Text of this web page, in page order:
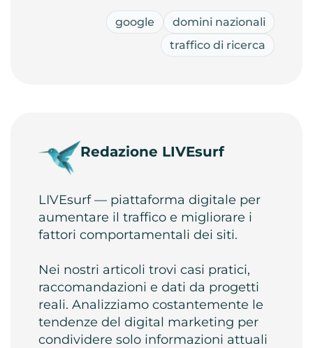
google
domini nazionali
traffico di ricerca
Redazione LIVEsurf
LIVEsurf — piattaforma digitale per
aumentare il traffico e migliorare i
fattori comportamentali dei siti.
Nei nostri articoli trovi casi pratici,
raccomandazioni e dati da progetti
reali. Analizziamo costantemente le
tendenze del digital marketing per
condividere solo informazioni attuali